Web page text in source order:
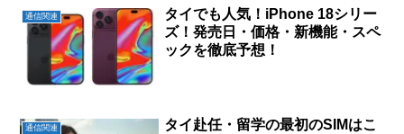
通信関連
タイでも人気！iPhone 18シリー
ズ！発売日・価格・新機能・スペ
ックを徹底予想！
通信関連
タイ赴任・留学の最初のSIMはこ